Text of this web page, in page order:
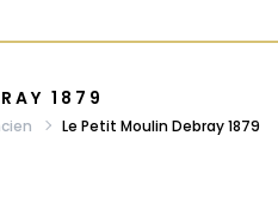
1879
Le Petit Moulin Debray 1879